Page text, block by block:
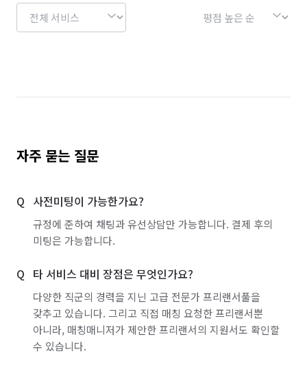
자주 묻는 질문
사전미팅이 가능한가요?
규정에 준하여 채팅과 유선상담만 가능합니다. 결제 후의
미팅은 가능합니다.
타 서비스 대비 장점은 무엇인가요?
다양한 직군의 경력을 지닌 고급 전문가 프리랜서풀을
갖추고 있습니다. 그리고 직접 매칭 요청한 프리랜서뿐
아니라, 매칭매니저가 제안한 프리랜서의 지원서도 확인할
수 있습니다.